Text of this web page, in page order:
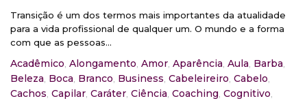
Transição é um dos termos mais importantes da atualidade
para a vida profissional de qualquer um. O mundo e a forma
com que as pessoas...
Acadêmico, Alongamento, Amor, Aparência, Aula, Barba,
Beleza, Boca, Branco, Business, Cabeleireiro, Cabelo,
Cachos, Capilar, Caráter, Ciência, Coaching, Cognitivo,